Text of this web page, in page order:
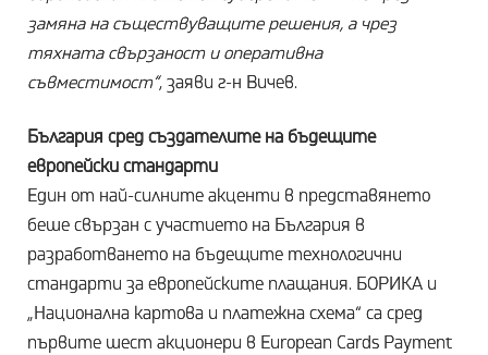
замяна на съществуващите решения, а чрез
тяхната свързаност и оперативна
съвместимост“, заяви г-н Вичев.
България сред създателите на бъдещите
европейски стандарти
Един от най-силните акценти в представянето
беше свързан с участието на България в
разработването на бъдещите технологични
стандарти за европейските плащания. БОРИКА и
„Национална картова и платежна схема“ са сред
първите шест акционери в European Cards Payment